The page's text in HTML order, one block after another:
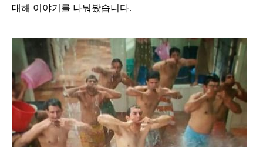
대해 이야기를 나눠봤습니다.